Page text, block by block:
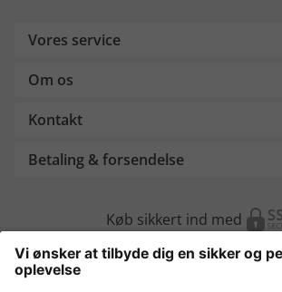
Vores service
Om os
Kontakt
Betaling & forsendelse
Køb sikkert ind med